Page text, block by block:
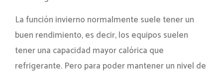
La función invierno normalmente suele tener un
buen rendimiento, es decir, los equipos suelen
tener una capacidad mayor calórica que
refrigerante. Pero para poder mantener un nivel de